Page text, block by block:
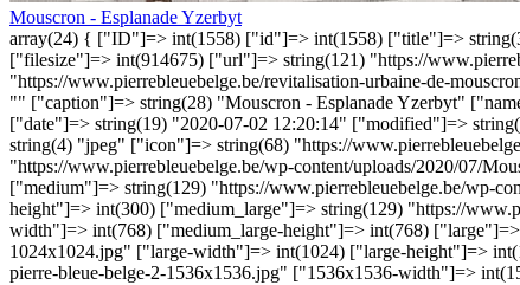
Mouscron - Esplanade Yzerbyt
array(24) { ["ID"]=> int(1558) ["id"]=> int(1558) ["title"]=>
["filesize"]=> int(914675) ["url"]=> string(121) "https://
"https://www.pierrebleuebelge.be/revitalisation-urbaine-de-
"" ["caption"]=> string(28) "Mouscron - Esplanade Yzerbyt"
["date"]=> string(19) "2020-07-02 12:20:14" ["modified"]=>
string(4) "jpeg" ["icon"]=> string(68) "https://
"https://www.pierrebleuebelge.be/wp-content/uploads/2020/07/
["medium"]=> string(129) "https://www.pierrebleuebelge.be/wp-
height"]=> int(300) ["medium_large"]=> string(129) "https://
width"]=> int(768) ["medium_large-height"]=> int(768) ["large"]=>
1024x1024.jpg" ["large-width"]=> int(1024) ["large-height"]=>
pierre-bleue-belge-2-1536x1536.jpg" ["1536x1536-width"]=>